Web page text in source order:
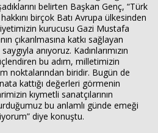
belirten Başkan Genç, “Türk
birçok Batı Avrupa ülkesinden
kurucusu Gazi Mustafa
çıkarılmasına katkı sağlayan
anıyoruz. Kadınlarımızın
bu adım, milletimizin
noktalarından biridir. Bugün de
kattığı değerleri görmenin
kıymetli sanatçılarının
bu anlamlı günde emeği
diye konuştu.